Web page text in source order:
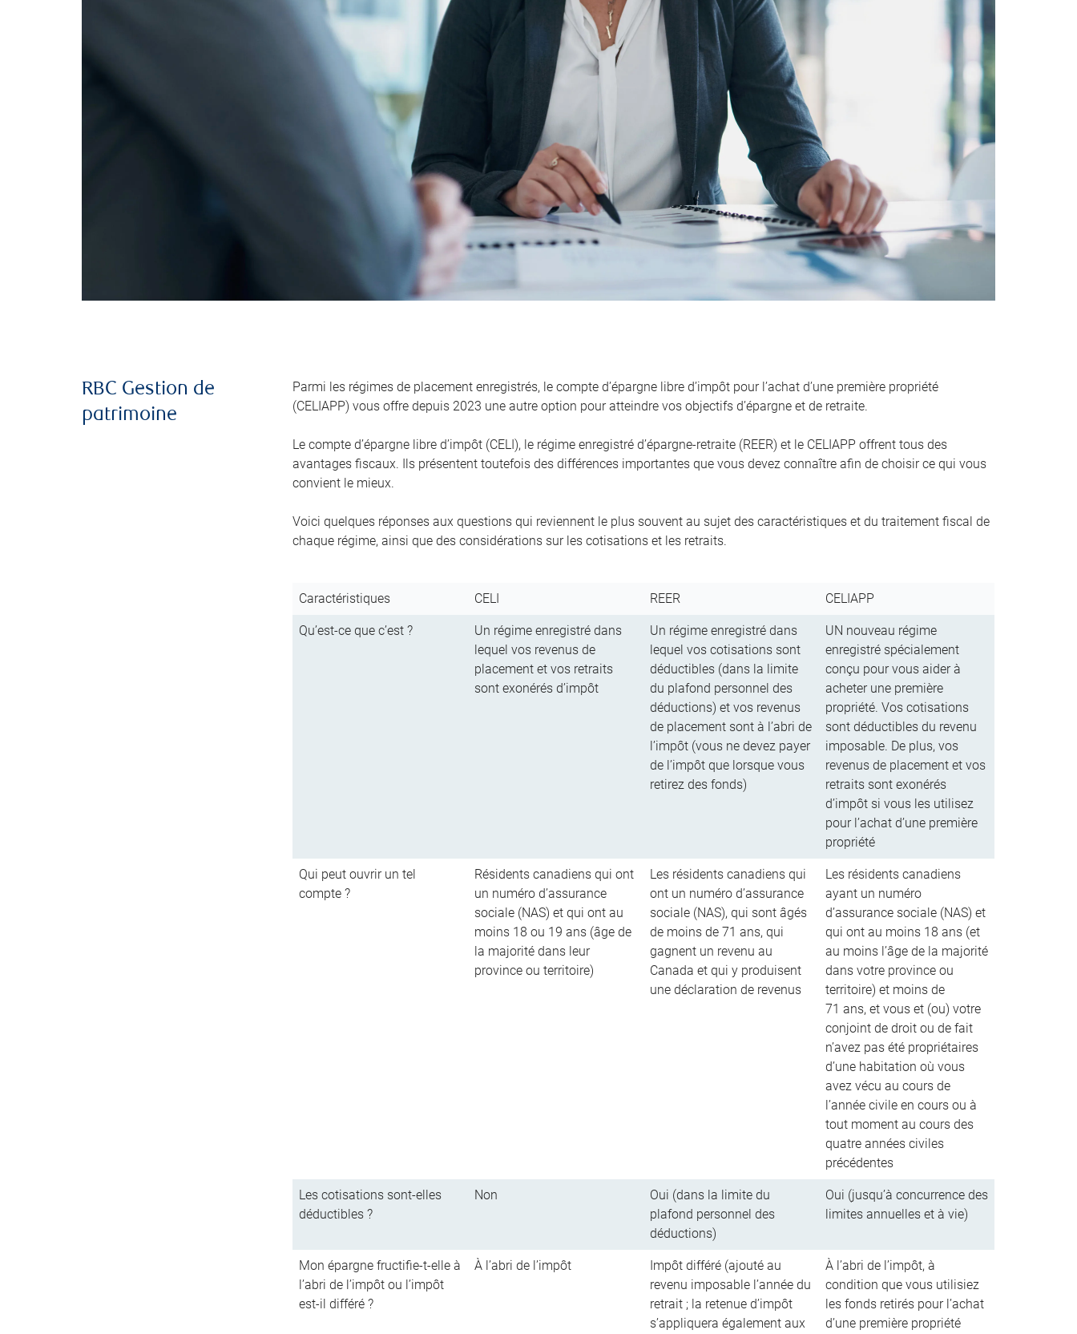
RBC Gestion de
patrimoine
Parmi les régimes de placement enregistrés, le compte d’épargne libre d’impôt pour l’achat d’une première propriété
(CELIAPP) vous offre depuis 2023 une autre option pour atteindre vos objectifs d’épargne et de retraite.
Le compte d’épargne libre d’impôt (CELI), le régime enregistré d’épargne-retraite (REER) et le CELIAPP offrent tous des
avantages fiscaux. Ils présentent toutefois des différences importantes que vous devez connaître afin de choisir ce qui vous
convient le mieux.
Voici quelques réponses aux questions qui reviennent le plus souvent au sujet des caractéristiques et du traitement fiscal de
chaque régime, ainsi que des considérations sur les cotisations et les retraits.
Caractéristiques CELI REER CELIAPP
Qu’est-ce que c’est ?
Un régime enregistré dans
lequel vos revenus de
placement et vos retraits
sont exonérés d’impôt
Un régime enregistré dans
lequel vos cotisations sont
déductibles (dans la limite
du plafond personnel des
déductions) et vos revenus
de placement sont à l’abri de
l’impôt (vous ne devez payer
de l’impôt que lorsque vous
retirez des fonds)
UN nouveau régime
enregistré spécialement
conçu pour vous aider à
acheter une première
propriété. Vos cotisations
sont déductibles du revenu
imposable. De plus, vos
revenus de placement et vos
retraits sont exonérés
d’impôt si vous les utilisez
pour l’achat d’une première
propriété
Qui peut ouvrir un tel
compte ?
Résidents canadiens qui ont
un numéro d’assurance
sociale (NAS) et qui ont au
moins 18 ou 19 ans (âge de
la majorité dans leur
province ou territoire)
Les résidents canadiens qui
ont un numéro d’assurance
sociale (NAS), qui sont âgés
de moins de 71 ans, qui
gagnent un revenu au
Canada et qui y produisent
une déclaration de revenus
Les résidents canadiens
ayant un numéro
d’assurance sociale (NAS) et
qui ont au moins 18 ans (et
au moins l’âge de la majorité
dans votre province ou
territoire) et moins de
71 ans, et vous et (ou) votre
conjoint de droit ou de fait
n’avez pas été propriétaires
d’une habitation où vous
avez vécu au cours de
l’année civile en cours ou à
tout moment au cours des
quatre années civiles
précédentes
Les cotisations sont-elles
déductibles ?
Non
Oui (dans la limite du
plafond personnel des
déductions)
Oui (jusqu’à concurrence des
limites annuelles et à vie)
Mon épargne fructifie-t-elle à
l’abri de l’impôt ou l’impôt
est-il différé ?
À l’abri de l’impôt
Impôt différé (ajouté au
revenu imposable l’année du
retrait ; la retenue d’impôt
s’appliquera également aux
À l’abri de l’impôt, à
condition que vous utilisiez
les fonds retirés pour l’achat
d’une première propriété